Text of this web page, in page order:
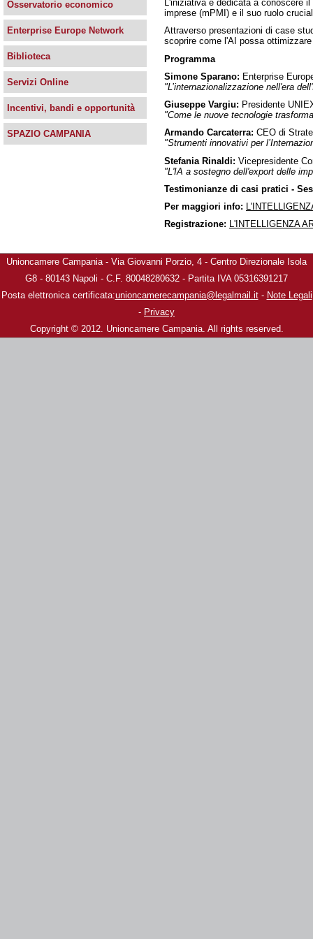
L'iniziativa è dedicata a conoscere
imprese (mPMI) e il suo ruolo
Attraverso presentazioni di case
scoprire come l'AI possa
Programma
Simone Sparano: Enterprise
"L’internazionalizzazione nell'era
Giuseppe Vargiu: Presidente
"Come le nuove tecnologie
Armando Carcaterra: CEO di
"Strumenti innovativi per
Stefania Rinaldi: Vicepresidente
"L'IA a sostegno dell'export delle
Testimonianze di casi pratici -
Per maggiori info:
Registrazione: L'INTELLIGENZA
Osservatorio economico
Enterprise Europe Network
Biblioteca
Servizi Online
Incentivi, bandi e opportunità
SPAZIO CAMPANIA
Unioncamere Campania - Via Giovanni Porzio, 4 - Centro Direzionale Isola
G8 - 80143 Napoli - C.F. 80048280632 - Partita IVA 05316391217
Posta elettronica certificata:unioncamerecampania@legalmail.it- Note Legali
- Privacy
Copyright © 2012. Unioncamere Campania. All rights reserved.